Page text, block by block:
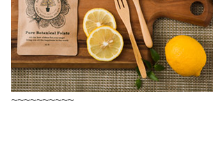
~~~~~~~~~~